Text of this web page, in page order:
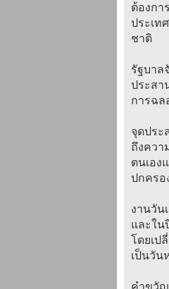
ต้องกา
ประเท
ชาติ
รัฐบา
ประสา
การฉล
จุดประ
ถึงควา
ตนเอง
ปกครอ
งานวัน
และใน
โดยเป
เป็นวัน
คำขวัญ